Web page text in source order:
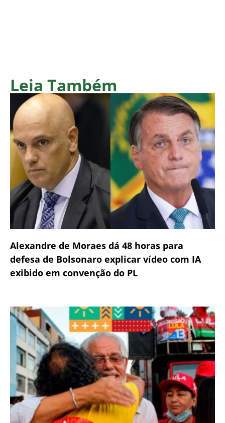
Leia Também
Alexandre de Moraes dá 48 horas para
defesa de Bolsonaro explicar vídeo com IA
exibido em convenção do PL